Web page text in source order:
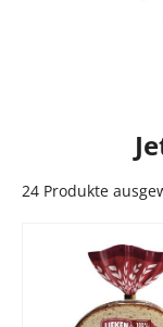
24 Produkte